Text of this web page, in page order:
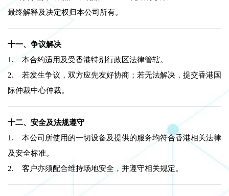
最终解释及决定权归本公司所有。
十一、争议解决
1. 本合约适用及受香港特别行政区法律管辖。
2. 若发生争议，双方应先友好协商；若无法解决，提交香港国
际仲裁中心仲裁。
十二、安全及法规遵守
1. 本公司所使用的一切设备及提供的服务均符合香港相关法律
及安全标准。
2. 客户亦须配合维持场地安全，并遵守相关规定。